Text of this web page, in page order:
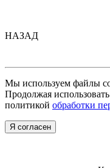
НАЗАД
Мы используем файлы
Продолжая
политикой обработки
Я согласен